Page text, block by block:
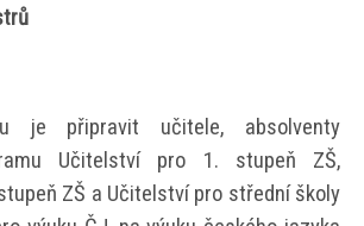
je připravit učitele, absolventy
Učitelství pro 1. stupeň ZŠ,
ZŠ a Učitelství pro střední školy